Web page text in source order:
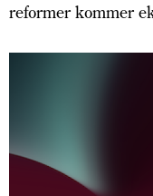
reformer kommer